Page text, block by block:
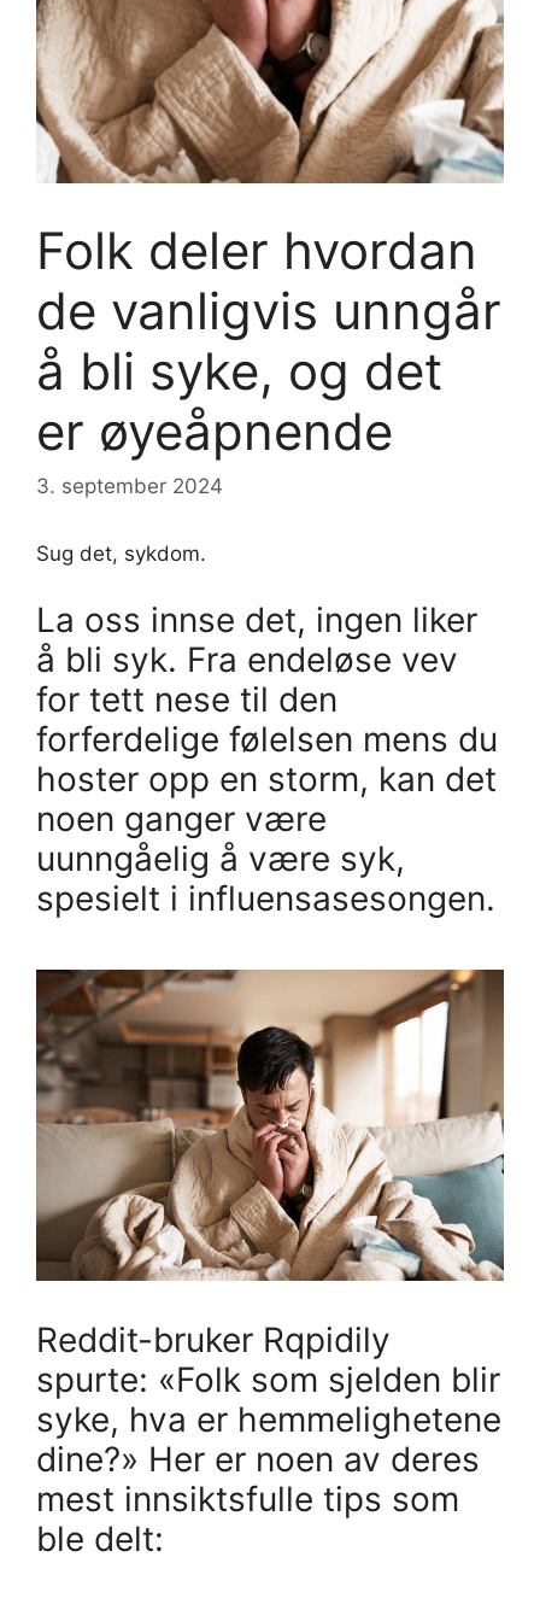
Folk deler hvordan
de vanligvis unngår
å bli syke, og det
er øyeåpnende
3. september 2024
Sug det, sykdom.
La oss innse det, ingen liker
å bli syk. Fra endeløse vev
for tett nese til den
forferdelige følelsen mens du
hoster opp en storm, kan det
noen ganger være
uunngåelig å være syk,
spesielt i influensasesongen.
Reddit-bruker Rqpidily
spurte: «Folk som sjelden blir
syke, hva er hemmelighetene
dine?» Her er noen av deres
mest innsiktsfulle tips som
ble delt: